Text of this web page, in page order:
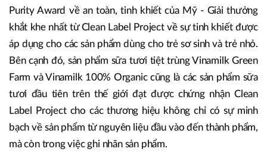
Purity Award về an toàn, tinh khiết của Mỹ - Giải thưởng
khắt khe nhất từ Clean Label Project về sự tinh khiết được
áp dụng cho các sản phẩm dùng cho trẻ sơ sinh và trẻ nhỏ.
Bên cạnh đó, sản phẩm sữa tươi tiệt trùng Vinamilk Green
Farm và Vinamilk 100% Organic cũng là các sản phẩm sữa
tươi đầu tiên trên thế giới đạt được chứng nhận Clean
Label Project cho các thương hiệu không chỉ có sự minh
bạch về sản phẩm từ nguyên liệu đầu vào đến thành phẩm,
mà còn trong việc ghi nhãn sản phẩm.